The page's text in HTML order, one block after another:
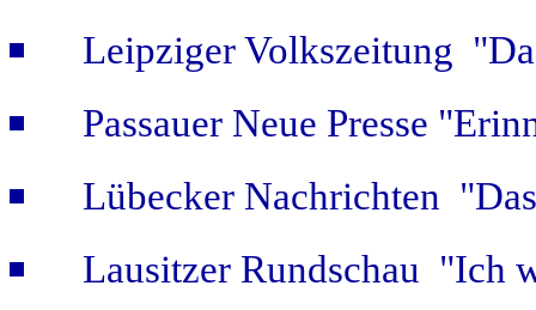
Leipziger Volkszeitung
Passauer Neue Presse
Lübecker Nachrichten
Lausitzer Rundschau "Ich